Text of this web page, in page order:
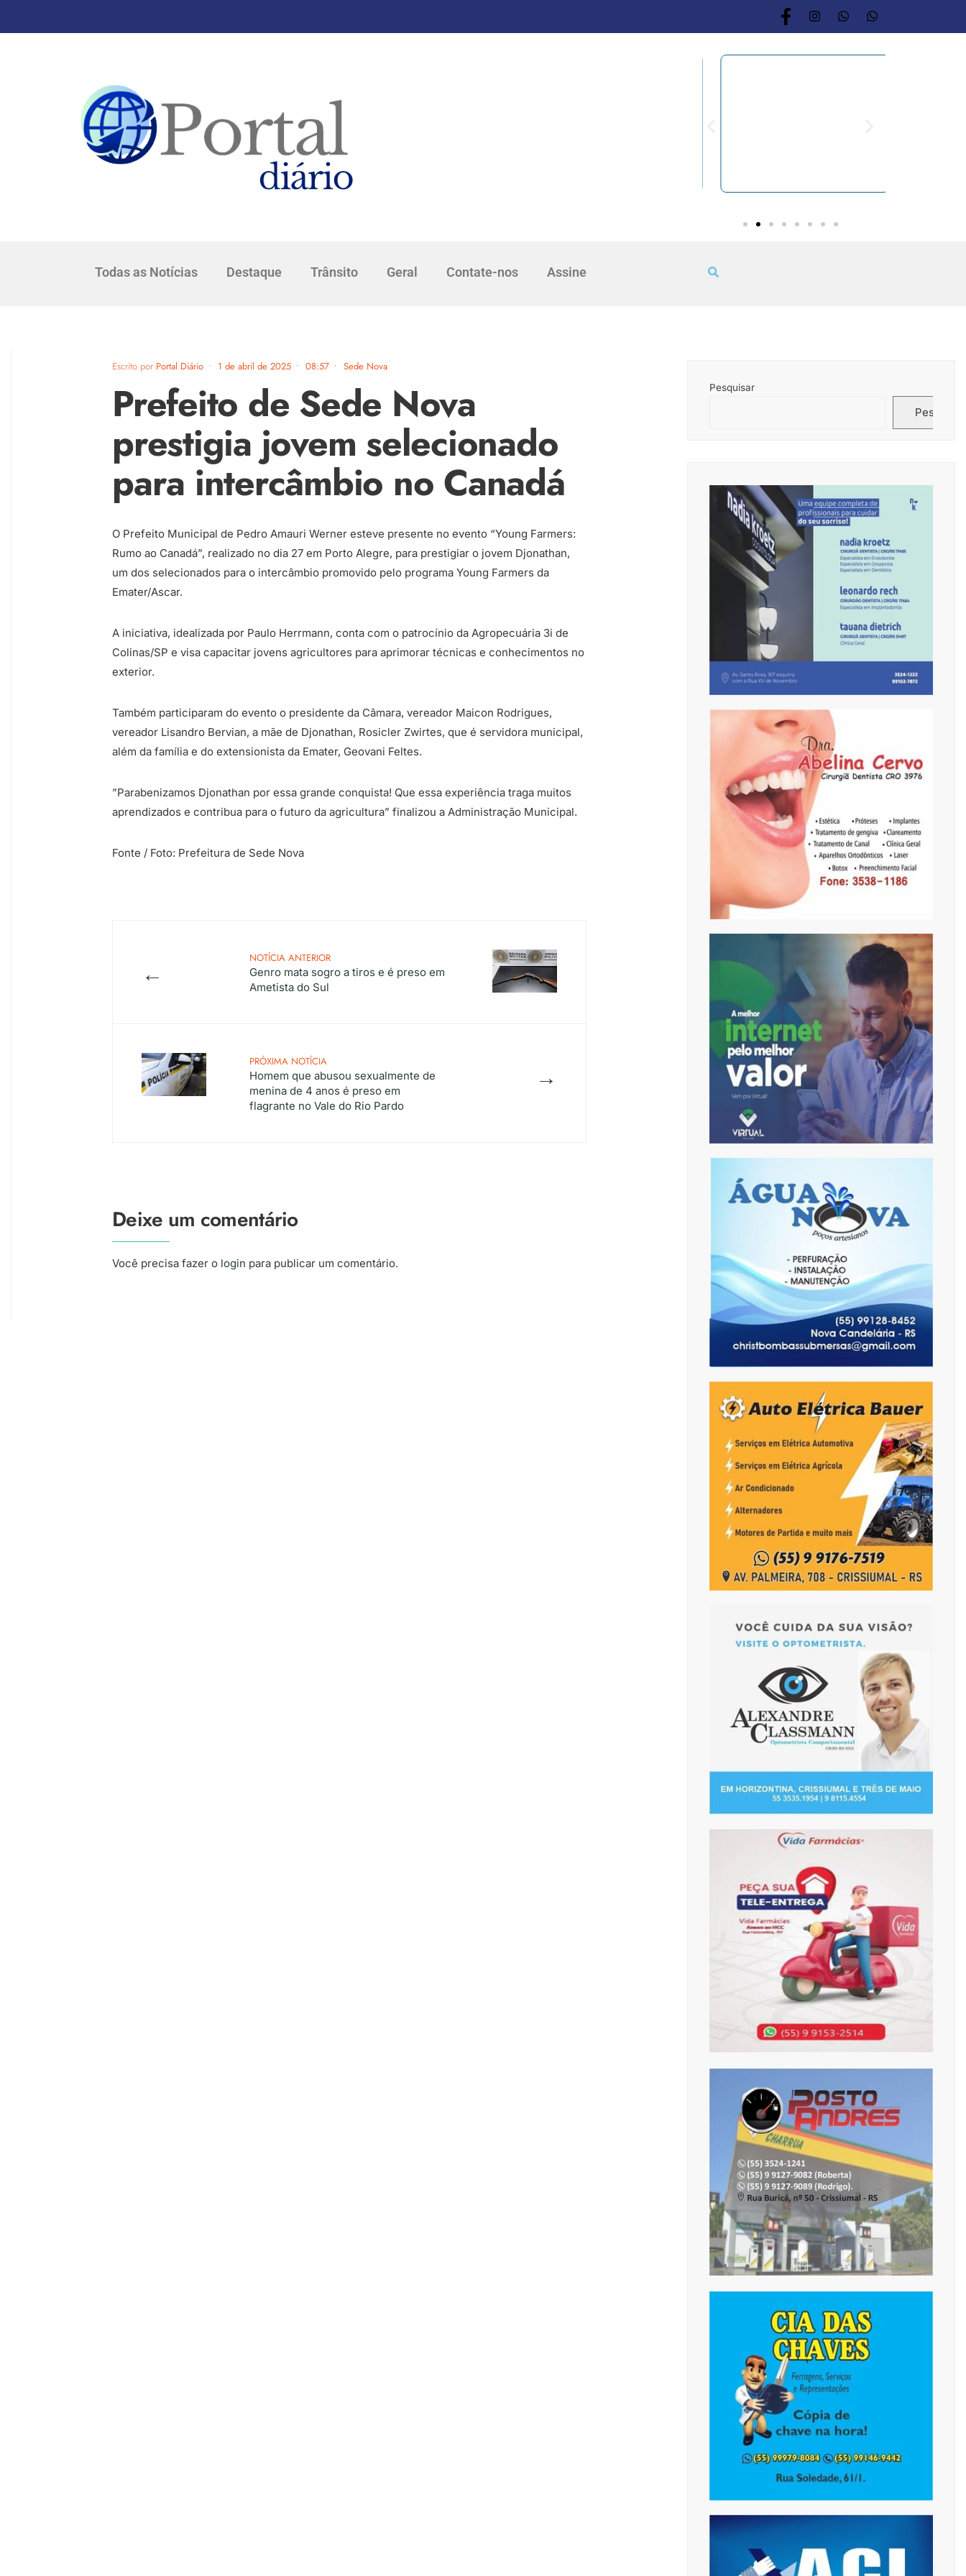
Todas as Notícias Destaque Trânsito Geral Contate-nos Assine
Escrito por Portal Diário • 1 de abril de 2025 • 08:57 • Sede Nova
Prefeito de Sede Nova
prestigia jovem selecionado
para intercâmbio no Canadá
O Prefeito Municipal de Pedro Amauri Werner esteve presente no evento “Young Farmers:
Rumo ao Canadá”, realizado no dia 27 em Porto Alegre, para prestigiar o jovem Djonathan,
um dos selecionados para o intercâmbio promovido pelo programa Young Farmers da
Emater/Ascar.
A iniciativa, idealizada por Paulo Herrmann, conta com o patrocínio da Agropecuária 3i de
Colinas/SP e visa capacitar jovens agricultores para aprimorar técnicas e conhecimentos no
exterior.
Também participaram do evento o presidente da Câmara, vereador Maicon Rodrigues,
vereador Lisandro Bervian, a mãe de Djonathan, Rosicler Zwirtes, que é servidora municipal,
além da família e do extensionista da Emater, Geovani Feltes.
”Parabenizamos Djonathan por essa grande conquista! Que essa experiência traga muitos
aprendizados e contribua para o futuro da agricultura” finalizou a Administração Municipal.
Fonte / Foto: Prefeitura de Sede Nova
←
NOTÍCIA ANTERIOR
Genro mata sogro a tiros e é preso em
Ametista do Sul
→
PRÓXIMA NOTÍCIA
Homem que abusou sexualmente de
menina de 4 anos é preso em
flagrante no Vale do Rio Pardo
Deixe um comentário
Você precisa fazer o login para publicar um comentário.
Pesquisar
Pesquisar